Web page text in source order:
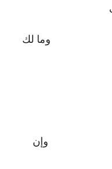
وما لك
حظوظهم
جهلَهم وإن